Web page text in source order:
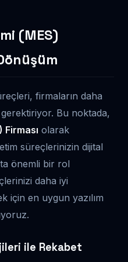
(MES)
firmaların daha
gerektiriyor. Bu noktada,
Firması olarak
süreçlerinizin dijital
önemli bir rol
daha iyi
için en uygun yazılım
ile Rekabet